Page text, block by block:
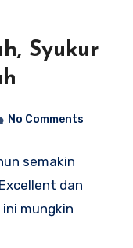
Syukur
No Comments
semakin
dan
mungkin